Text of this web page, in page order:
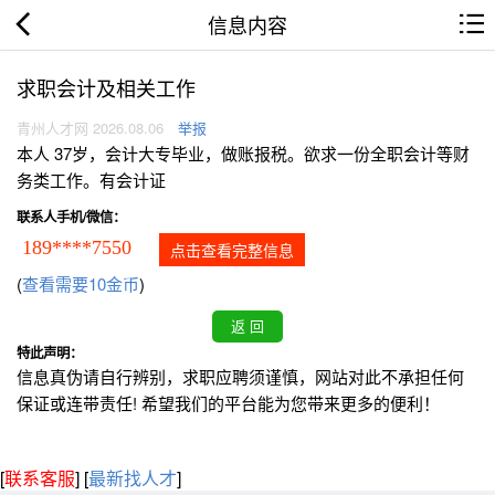
信息内容
求职会计及相关工作
青州人才网 2026.08.06 举报
本人 37岁，会计大专毕业，做账报税。欲求一份全职会计等财
务类工作。有会计证
联系人手机/微信：
189****7550 点击查看完整信息
(查看需要10金币)
特此声明：
信息真伪请自行辨别，求职应聘须谨慎，网站对此不承担任何
保证或连带责任! 希望我们的平台能为您带来更多的便利！
[联系客服] [最新找人才]